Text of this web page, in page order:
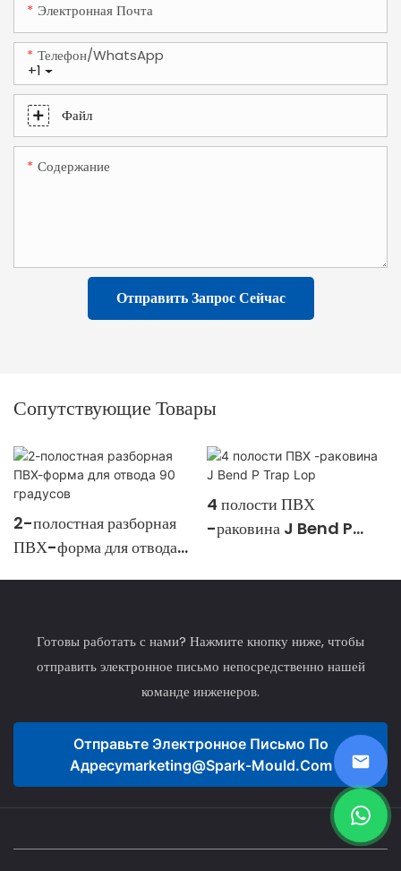
Электронная Почта
+1
Телефон/WhatsApp
Файл
Содержание
Отправить Запрос Сейчас
Сопутствующие Товары
2-полостная разборная
ПВХ-форма для отвода
4 полости ПВХ
-раковина J Bend P
Готовы работать с нами? Нажмите кнопку ниже, чтобы
отправить электронное письмо непосредственно нашей
команде инженеров.
Отправьте Электронное Письмо По
АдресуMarketing@spark-Mould.com